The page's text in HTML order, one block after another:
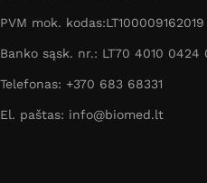
PVM mok. kodas:LT100009162019
Banko sąsk. nr.: LT70 4010 0424
Telefonas: +370 683 68331
El. paštas: info@biomed.lt